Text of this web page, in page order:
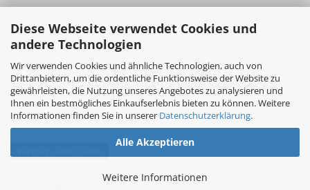
Diese Webseite verwendet Cookies und
andere Technologien
Wir verwenden Cookies und ähnliche Technologien, auch von
Drittanbietern, um die ordentliche Funktionsweise der Website zu
gewährleisten, die Nutzung unseres Angebotes zu analysieren und
Ihnen ein bestmögliches Einkaufserlebnis bieten zu können. Weitere
Informationen finden Sie in unserer Datenschutzerklärung.
Alle Akzeptieren
Weitere Informationen
zur Kasse
zur Startseite
Logout